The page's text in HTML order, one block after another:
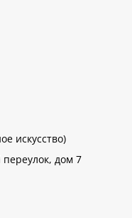
искусство)
дом 7